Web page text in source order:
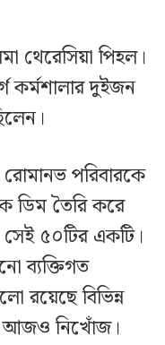
থেরেসিয়া পিহল।
কর্মশালার দুইজন
পরিবারকে
ডিম তৈরি করে
সেই ৫০টির একটি।
ব্যক্তিগত
রয়েছে বিভিন্ন
আজও নিখোঁজ।